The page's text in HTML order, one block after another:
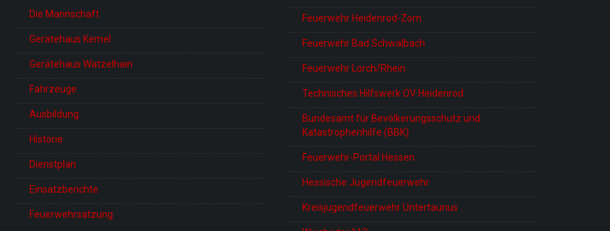
Die Mannschaft
Gerätehaus Kemel
Gerätehaus Watzelhain
Fahrzeuge
Ausbildung
Historie
Dienstplan
Einsatzberichte
Feuerwehrsatzung
Feuerwehr Heidenrod-Zorn
Feuerwehr Bad Schwalbach
Feuerwehr Lorch/Rhein
Technisches Hilfswerk OV Heidenrod
Bundesamt für Bevölkerungsschutz und
Katastrophenhilfe (BBK)
Feuerwehr-Portal Hessen
Hessische Jugendfeuerwehr
Kreisjugendfeuerwehr Untertaunus